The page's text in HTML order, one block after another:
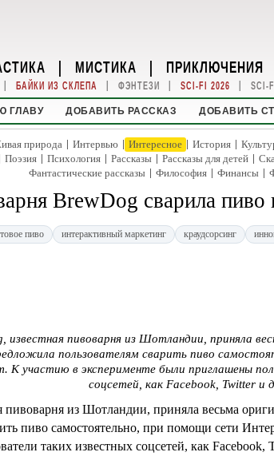
| МИСТИКА | ПРИКЛЮЧЕНИЯ
| БАЙКИ ИЗ СКЛЕПА | ФЭНТЕЗИ | SCI-FI 2026 | SCI-
ГЛАВУ ДОБАВИТЬ РАССКАЗ ДОБАВИТЬ
природа | Интервью | Интересное | История |
Поэзия | Психология | Рассказы | Рассказы для детей |
Фантастические рассказы | Философия | Финансы |
BrewDog сварила пиво
пиво интерактивный маркетинг краудсорсинг
известная пивоварня из Шотландии, приняла
пользователям сварить пиво
К участию в эксперименте были приглашены
соцсетей, как Facebook, Twitter и
пивоварня из Шотландии, приняла весьма
пиво самостоятельно, при помощи сети
таких известных соцсетей, как Facebook,